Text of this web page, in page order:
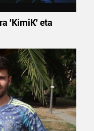
moduari
edo ken dezakezu
hirugarrenen cookie-
eta
teknologiaz
teknologia hori
'KimiK' eta